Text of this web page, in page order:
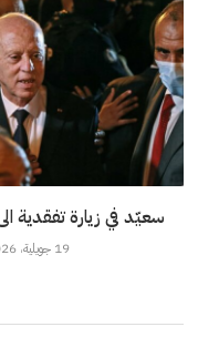
سعيّد في زيارة تفقدية
19 جويلية، 2026